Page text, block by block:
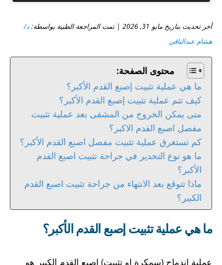
أخر تحديث بتاريخ مايو 31, 2026 | تمت المراجعة الطبية بواسطة:
د/
هشام عبدالباقي
محتوى الصفحة:
ما هي عملية تثبيت إصبع القدم الأكبر؟
كيف تتم عملية تثبيت إصبع القدم الأكبر؟
متى يمكن الخروج من المشفى بعد عملية تثبيت
مفصل اصبع القدم الاكبر؟
كم تستغرق عملية تثبيت مفصل اصبع القدم الأكبر؟
ما هو نوع التخدير في جراحة تثبيت اصبع القدم
الأكبر؟
ماذا تتوقع بعد الانتهاء من جراحة تثبيت اصبع القدم
الكبير؟
ما هي عملية تثبيت إصبع القدم الأكبر؟
عملية اندماج (سمكرة او تثبيت) إصبع القدم الكبير هو